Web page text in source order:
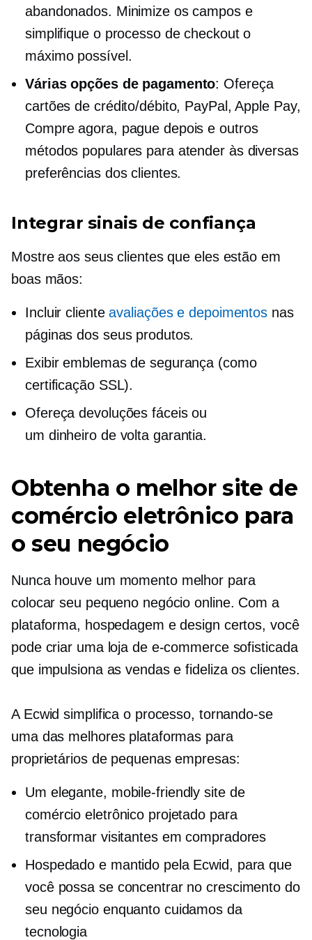
abandonados. Minimize os campos e
simplifique o processo de checkout o
máximo possível.
Várias opções de pagamento: Ofereça
cartões de crédito/débito, PayPal, Apple Pay,
Compre agora, pague depois e outros
métodos populares para atender às diversas
preferências dos clientes.
Integrar sinais de confiança
Mostre aos seus clientes que eles estão em
boas mãos:
Incluir clienteavaliações e depoimentos nas
páginas dos seus produtos.
Exibir emblemas de segurança (como
certificação SSL).
Ofereça devoluções fáceis ou
um dinheiro de volta garantia.
Obtenha o melhor site de
comércio eletrônico para
o seu negócio
Nunca houve um momento melhor para
colocar seu pequeno negócio online. Com a
plataforma, hospedagem e design certos, você
pode criar uma loja de e-commerce sofisticada
que impulsiona as vendas e fideliza os clientes.
A Ecwid simplifica o processo, tornando-se
uma das melhores plataformas para
proprietários de pequenas empresas:
Um elegante, mobile-friendly site de
comércio eletrônico projetado para
transformar visitantes em compradores
Hospedado e mantido pela Ecwid, para que
você possa se concentrar no crescimento do
seu negócio enquanto cuidamos da
tecnologia